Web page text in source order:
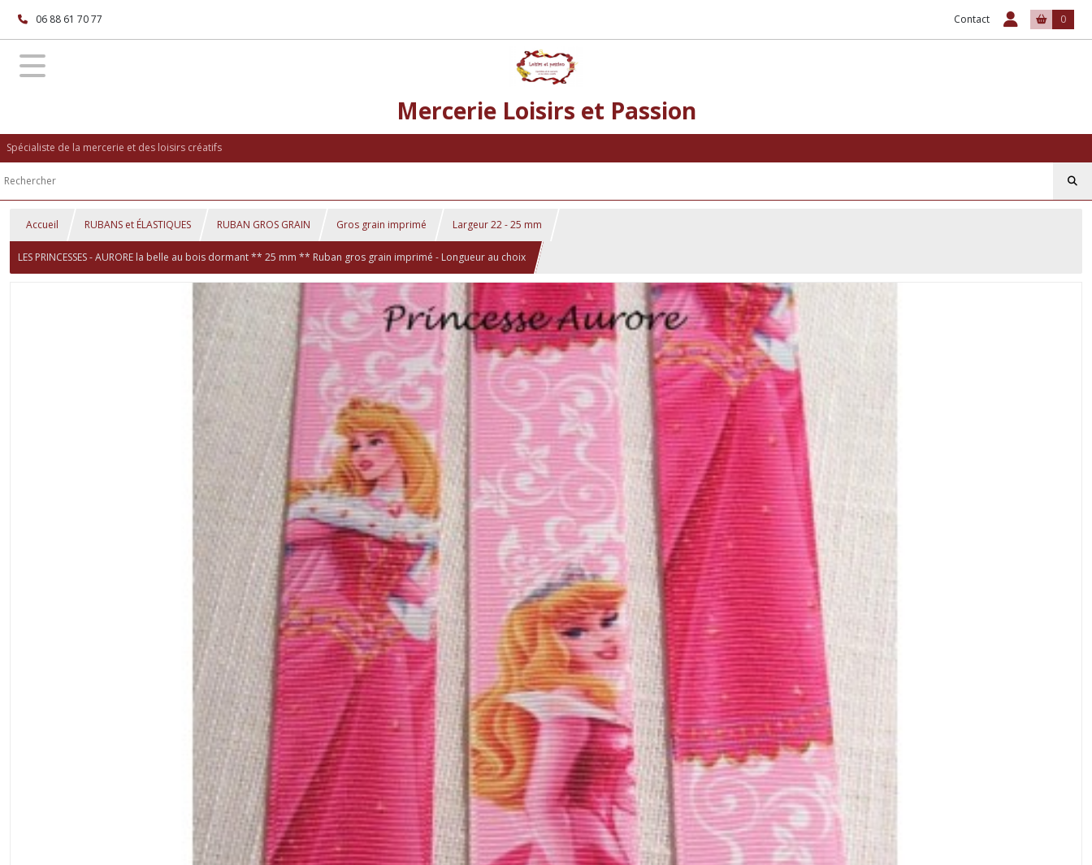
06 88 61 70 77 Contact 0
Mercerie Loisirs et Passion
Spécialiste de la mercerie et des loisirs créatifs
Accueil RUBANS et ÉLASTIQUES RUBAN GROS GRAIN Gros grain imprimé Largeur 22 - 25 mm
LES PRINCESSES - AURORE la belle au bois dormant ** 25 mm ** Ruban gros grain imprimé - Longueur au choix